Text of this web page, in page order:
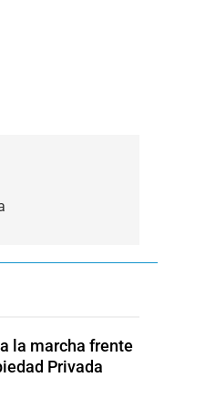
la marcha frente
Privada